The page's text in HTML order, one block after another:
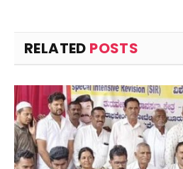
RELATED POSTS